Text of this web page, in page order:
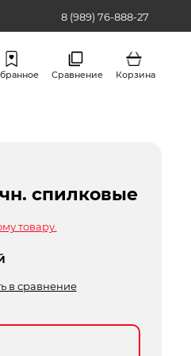
8 (989) 76-888-27
Сравнение Корзина
спилковые
товару.
в сравнение